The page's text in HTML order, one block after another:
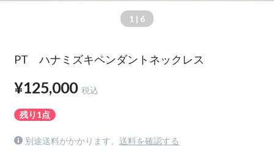
1 | 6
PT ハナミズキペンダントネックレス
¥125,000 税込
残り1点
別途送料がかかります。 送料を確認する